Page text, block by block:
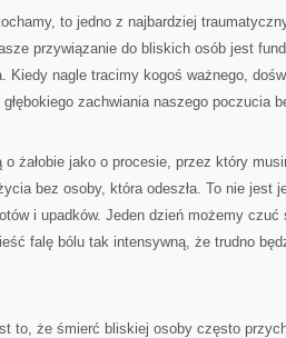
to jedno z najbardziej
przywiązanie do bliskich osób jest
Kiedy nagle tracimy kogoś ważnego,
zachwiania naszego poczucia
o żałobie jako o procesie, przez który
bez osoby, która odeszła. To nie jest
i upadków. Jeden dzień możemy
falę bólu tak intensywną, że trudno
to, że śmierć bliskiej osoby często